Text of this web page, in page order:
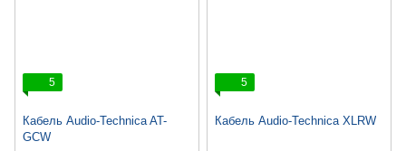
5
Кабель Audio-Technica AT-
GCW
5
Кабель Audio-Technica XLRW